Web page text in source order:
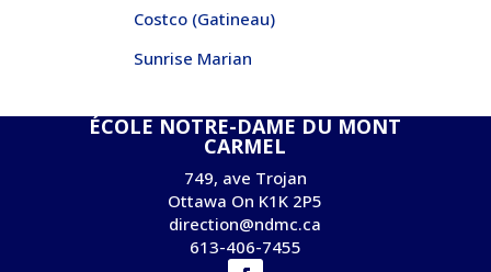
Costco (Gatineau)
Sunrise Marian
ÉCOLE NOTRE-DAME DU MONT
CARMEL
749, ave Trojan
Ottawa On K1K 2P5
direction@ndmc.ca
613-406-7455